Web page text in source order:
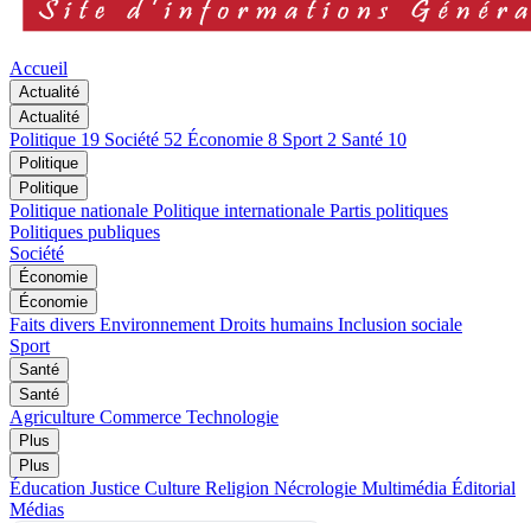
Accueil
Actualité
Actualité
Politique 19 Société 52 Économie 8 Sport 2 Santé 10
Politique
Politique
Politique nationale Politique internationale Partis politiques
Politiques publiques
Société
Économie
Économie
Faits divers Environnement Droits humains Inclusion sociale
Sport
Santé
Santé
Agriculture Commerce Technologie
Plus
Plus
Éducation Justice Culture Religion Nécrologie Multimédia Éditorial
Médias